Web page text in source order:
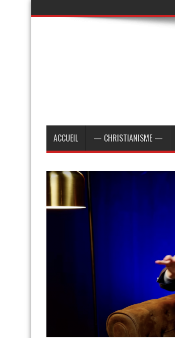
ACCUEIL — CHRISTIANISME —